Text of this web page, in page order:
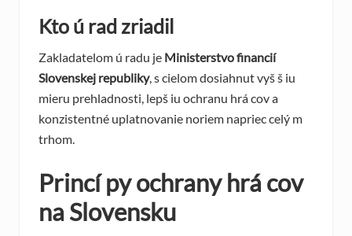
Kto ú rad zriadil
Zakladatelom ú radu je Ministerstvo financií
Slovenskej republiky, s cielom dosiahnut vyš š iu
mieru prehladnosti, lepš iu ochranu hrá cov a
konzistentné uplatnovanie noriem napriec celý m
trhom.
Princí py ochrany hrá cov
na Slovensku